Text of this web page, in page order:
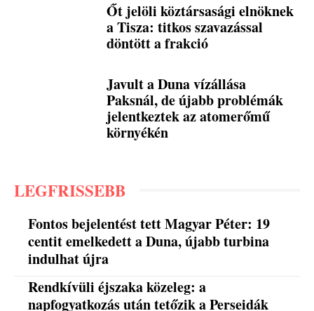
Őt jelöli köztársasági elnöknek
a Tisza: titkos szavazással
döntött a frakció
Javult a Duna vízállása
Paksnál, de újabb problémák
jelentkeztek az atomerőmű
környékén
LEGFRISSEBB
Fontos bejelentést tett Magyar Péter: 19
centit emelkedett a Duna, újabb turbina
indulhat újra
Rendkívüli éjszaka közeleg: a
napfogyatkozás után tetőzik a Perseidák